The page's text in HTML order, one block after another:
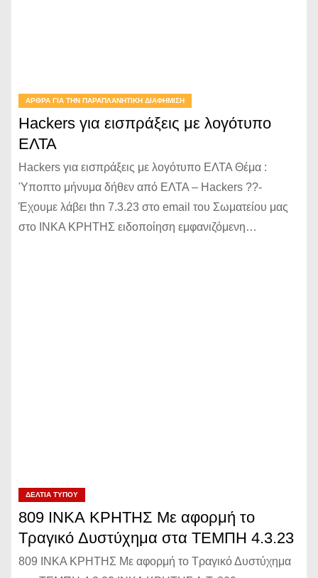
ΆΡΘΡΑ ΓΙΑ ΤΗΝ ΠΑΡΑΠΛΑΝΗΤΙΚΉ ΔΙΑΦΉΜΙΣΗ
Hackers για εισπράξεις με λογότυπο
ΕΛΤΑ
Hackers για εισπράξεις με λογότυπο ΕΛΤΑ Θέμα :
Ύποπτο μήνυμα δήθεν από ΕΛΤΑ – Hackers ??-
Έχουμε λάβει thn 7.3.23 στο email του Σωματείου μας
στο ΙΝΚΑ ΚΡΗΤΗΣ ειδοποίηση εμφανιζόμενη…
ΔΕΛΤΊΑ ΤΎΠΟΥ
809 ΙΝΚΑ ΚΡΗΤΗΣ Με αφορμή το
Τραγικό Δυστύχημα στα ΤΕΜΠΗ 4.3.23
809 ΙΝΚΑ ΚΡΗΤΗΣ Με αφορμή το Τραγικό Δυστύχημα